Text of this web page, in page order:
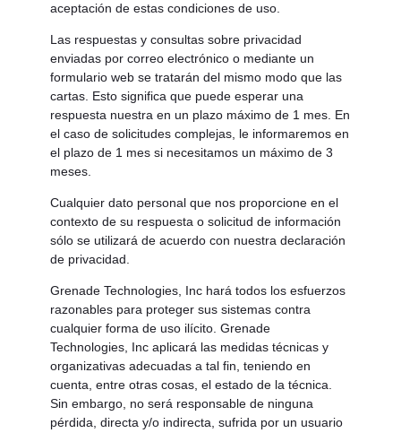
aceptación de estas condiciones de uso.
Las respuestas y consultas sobre privacidad
enviadas por correo electrónico o mediante un
formulario web se tratarán del mismo modo que las
cartas. Esto significa que puede esperar una
respuesta nuestra en un plazo máximo de 1 mes. En
el caso de solicitudes complejas, le informaremos en
el plazo de 1 mes si necesitamos un máximo de 3
meses.
Cualquier dato personal que nos proporcione en el
contexto de su respuesta o solicitud de información
sólo se utilizará de acuerdo con nuestra declaración
de privacidad.
Grenade Technologies, Inc hará todos los esfuerzos
razonables para proteger sus sistemas contra
cualquier forma de uso ilícito. Grenade
Technologies, Inc aplicará las medidas técnicas y
organizativas adecuadas a tal fin, teniendo en
cuenta, entre otras cosas, el estado de la técnica.
Sin embargo, no será responsable de ninguna
pérdida, directa y/o indirecta, sufrida por un usuario